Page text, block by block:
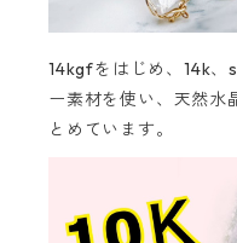
14kgfをはじめ、14k
ー素材を使い、天然水
とめています。